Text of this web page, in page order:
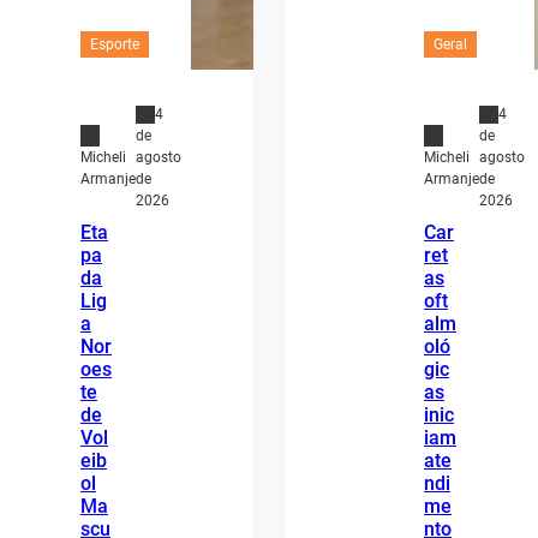
Esporte
Micheli
Armanje
4
de
agosto
de
2026
Eta
pa
da
Lig
a
Nor
oes
te
de
Vol
eib
ol
Ma
scu
Geral
Micheli
Armanje
4
de
agosto
de
2026
Car
ret
as
oft
alm
oló
gic
as
inic
iam
ate
ndi
me
nto